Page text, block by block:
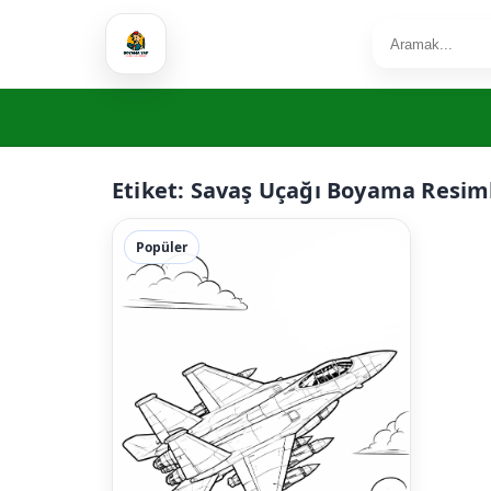
Etiket: Savaş Uçağı Boyama
Popüler